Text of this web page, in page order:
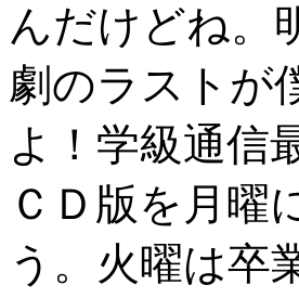
んだけどね。
劇のラストが
よ！学級通信
ＣＤ版を月曜
う。火曜は卒